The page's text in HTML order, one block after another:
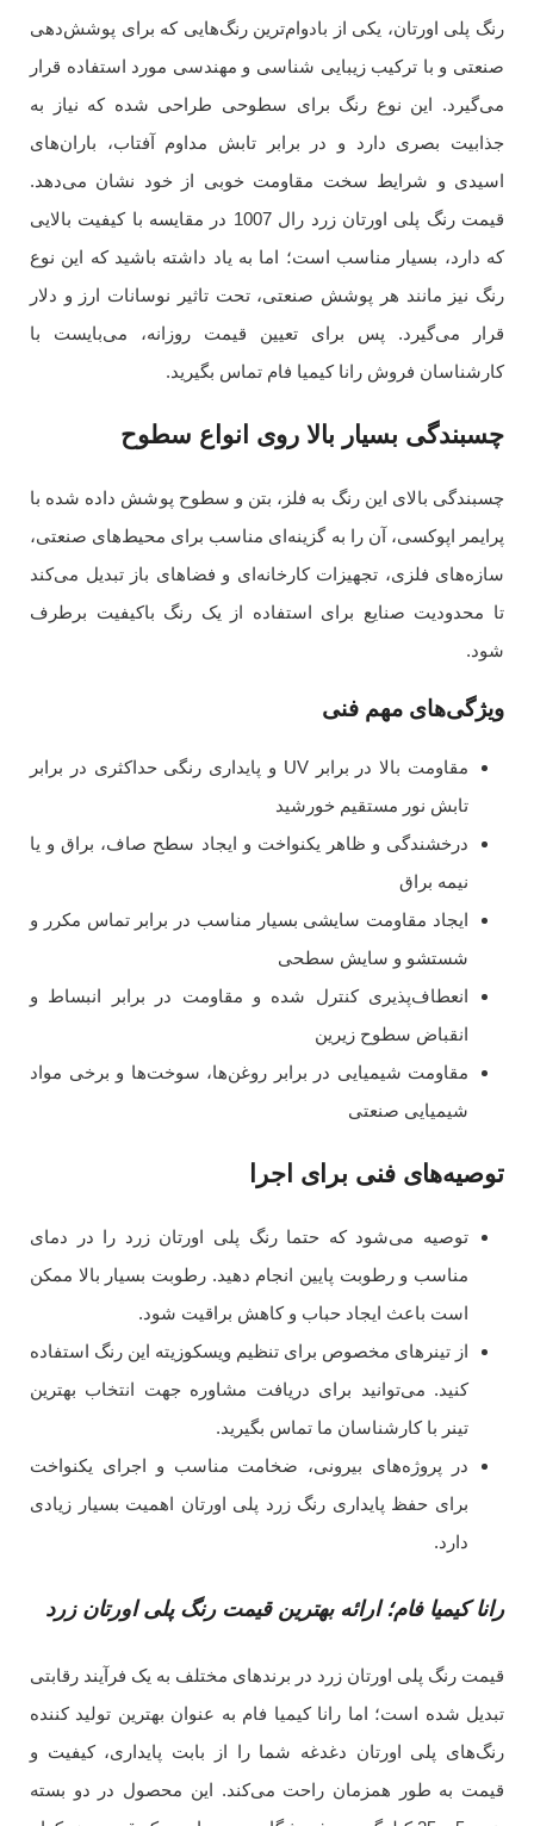
رنگ پلی اورتان، یکی از بادوام‌ترین رنگ‌هایی که برای پوشش‌دهی
صنعتی و با ترکیب زیبایی شناسی و مهندسی مورد استفاده قرار
می‌گیرد. این نوع رنگ برای سطوحی طراحی شده که نیاز به
جذابیت بصری دارد و در برابر تابش مداوم آفتاب، باران‌های
اسیدی و شرایط سخت مقاومت خوبی از خود نشان می‌دهد.
قیمت رنگ پلی اورتان زرد رال 1007 در مقایسه با کیفیت بالایی
که دارد، بسیار مناسب است؛ اما به یاد داشته باشید که این نوع
رنگ نیز مانند هر پوشش صنعتی، تحت تاثیر نوسانات ارز و دلار
قرار می‌گیرد. پس برای تعیین قیمت روزانه، می‌بایست با
کارشناسان فروش رانا کیمیا فام تماس بگیرید.
چسبندگی بسیار بالا روی انواع سطوح
چسبندگی بالای این رنگ به فلز، بتن و سطوح پوشش داده شده با
پرایمر اپوکسی، آن را به گزینه‌ای مناسب برای محیط‌های صنعتی،
سازه‌های فلزی، تجهیزات کارخانه‌ای و فضاهای باز تبدیل می‌کند
تا محدودیت صنایع برای استفاده از یک رنگ باکیفیت برطرف
شود.
ویژگی‌های مهم فنی
مقاومت بالا در برابر UV و پایداری رنگی حداکثری در برابر
تابش نور مستقیم خورشید
درخشندگی و ظاهر یکنواخت و ایجاد سطح صاف، براق و یا
نیمه براق
ایجاد مقاومت سایشی بسیار مناسب در برابر تماس مکرر و
شستشو و سایش سطحی
انعطاف‌پذیری کنترل شده و مقاومت در برابر انبساط و
انقباض سطوح زیرین
مقاومت شیمیایی در برابر روغن‌ها، سوخت‌ها و برخی مواد
شیمیایی صنعتی
توصیه‌های فنی برای اجرا
توصیه می‌شود که حتما رنگ پلی اورتان زرد را در دمای
مناسب و رطوبت پایین انجام دهید. رطوبت بسیار بالا ممکن
است باعث ایجاد حباب و کاهش براقیت شود.
از تینرهای مخصوص برای تنظیم ویسکوزیته این رنگ استفاده
کنید. می‌توانید برای دریافت مشاوره جهت انتخاب بهترین
تینر با کارشناسان ما تماس بگیرید.
در پروژه‌های بیرونی، ضخامت مناسب و اجرای یکنواخت
برای حفظ پایداری رنگ زرد پلی اورتان اهمیت بسیار زیادی
دارد.
رانا کیمیا فام؛ ارائه بهترین قیمت رنگ پلی اورتان زرد
قیمت رنگ پلی اورتان زرد در برندهای مختلف به یک فرآیند رقابتی
تبدیل شده است؛ اما رانا کیمیا فام به عنوان بهترین تولید کننده
رنگ‌های پلی اورتان دغدغه شما را از بابت پایداری، کیفیت و
قیمت به طور همزمان راحت می‌کند. این محصول در دو بسته